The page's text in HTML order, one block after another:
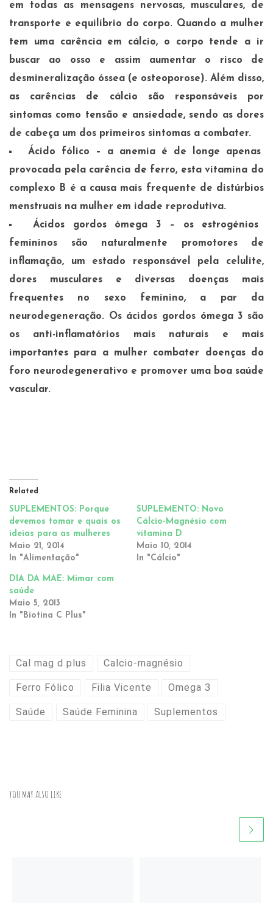
em todas as mensagens nervosas, musculares, de
transporte e equilíbrio do corpo. Quando a mulher
tem uma carência em cálcio, o corpo tende a ir
buscar ao osso e assim aumentar o risco de
desmineralização óssea (e osteoporose). Além disso,
as carências de cálcio são responsáveis por
sintomas como tensão e ansiedade, sendo as dores
de cabeça um dos primeiros sintomas a combater.
Ácido fólico – a anemia é de longe apenas
provocada pela carência de ferro, esta vitamina do
complexo B é a causa mais frequente de distúrbios
menstruais na mulher em idade reprodutiva.
Ácidos gordos ómega 3 – os estrogénios
femininos são naturalmente promotores de
inflamação, um estado responsável pela celulite,
dores musculares e diversas doenças mais
frequentes no sexo feminino, a par da
neurodegeneração. Os ácidos gordos ómega 3 são
os anti-inflamatórios mais naturais e mais
importantes para a mulher combater doenças do
foro neurodegenerativo e promover uma boa saúde
vascular.
Related
SUPLEMENTOS: Porque
devemos tomar e quais os
ideias para as mulheres
Maio 21, 2014
In "Alimentação"
SUPLEMENTO: Novo
Cálcio-Magnésio com
vitamina D
Maio 10, 2014
In "Cálcio"
DIA DA MÃE: Mimar com
saúde
Maio 5, 2013
In "Biotina C Plus"
Cal mag d plus Calcio-magnésio
Ferro Fólico Filia Vicente Omega 3
Saúde Saúde Feminina Suplementos
YOU MAY ALSO LIKE